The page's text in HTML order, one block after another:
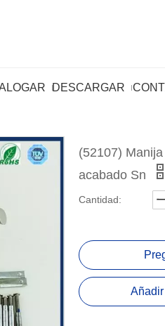
DESCARGAR
(52107)
acabado Sn
Cantidad: